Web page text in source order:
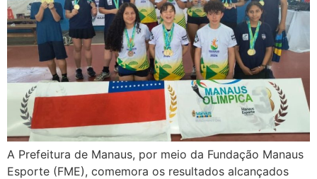
A Prefeitura de Manaus, por meio da Fundação Manaus
Esporte (FME), comemora os resultados alcançados